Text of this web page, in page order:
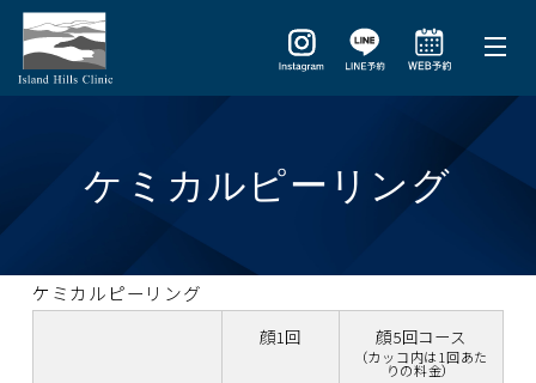
ケミカルピーリング
ケミカルピーリング
顔1回 顔5回コース
（カッコ内は1回あた
りの料金）